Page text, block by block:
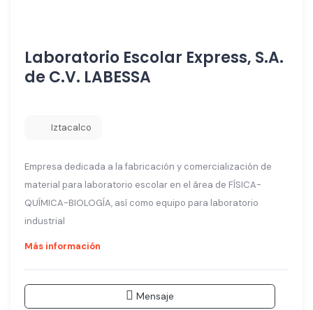
Laboratorio Escolar Express, S.A.
de C.V. LABESSA
Iztacalco
Empresa dedicada a la fabricación y comercialización de
material para laboratorio escolar en el área de FÍSICA-
QUÍMICA-BIOLOGÍA, así como equipo para laboratorio
industrial
Más información
Mensaje